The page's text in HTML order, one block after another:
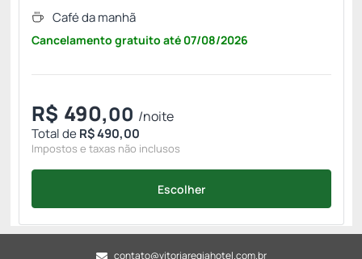
Café da manhã
Cancelamento gratuito até 07/08/2026
R$ 490,00 /noite
Total deR$ 490,00
Impostos e taxas não inclusos
Escolher
contato@vitoriaregiahotel.com.br